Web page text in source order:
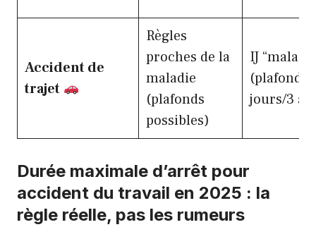
Accident de
trajet
Règles
proches de la
maladie
(plafonds
possibles)
IJ
(plafond
jours/3
Durée maximale d’arrêt pour
accident du travail en 2025 : la
règle réelle, pas les rumeurs